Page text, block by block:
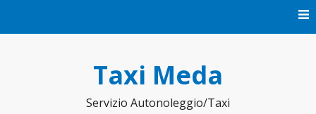
Taxi Meda
Servizio Autonoleggio/Taxi